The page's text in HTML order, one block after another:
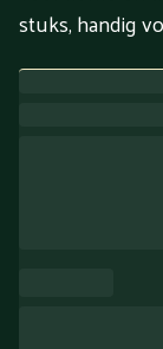
stuks, handig